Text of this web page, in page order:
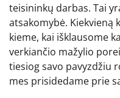
teisininkų darbas. Tai
atsakomybė. Kiekvieną
kieme, kai išklausome
verkiančio mažylio
tiesiog savo pavyzdžiu
mes prisidedame prie